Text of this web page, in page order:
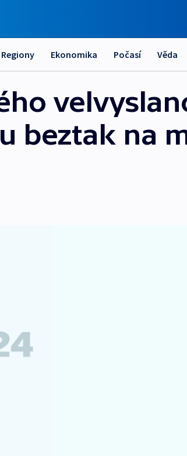
Regiony Ekonomika Počasí Věda
beztak na